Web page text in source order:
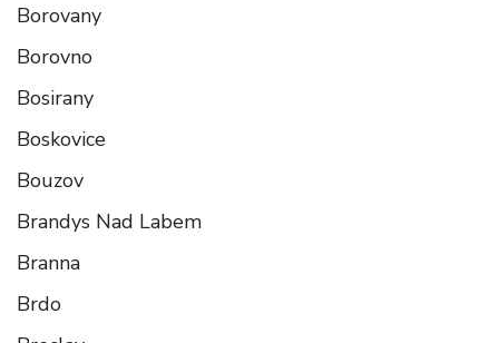
Borovany
Borovno
Bosirany
Boskovice
Bouzov
Brandys Nad Labem
Branna
Brdo